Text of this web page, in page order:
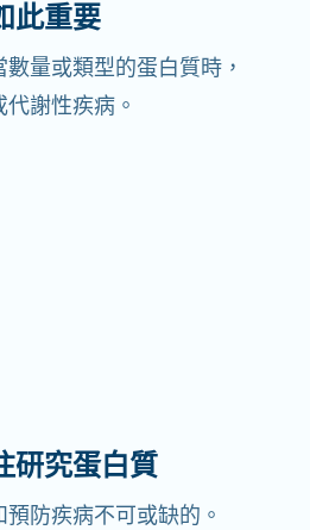
此重要
量或類型的蛋白質時，
謝性疾病。
研究蛋白質
防疾病不可或缺的。